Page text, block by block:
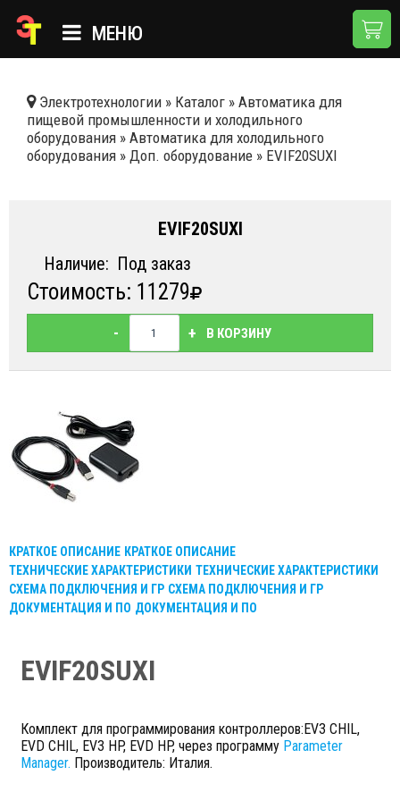
МЕНЮ
КАТАЛОГ
О КОМПАНИИ
ДОСТАВКА И ОПЛАТА
КОНТАКТЫ
Электротехнологии » Каталог » Автоматика для
пищевой промышленности и холодильного
оборудования » Автоматика для холодильного
оборудования » Доп. оборудование » EVIF20SUXI
EVIF20SUXI
Наличие: Под заказ
Стоимость: 11279
- + В КОРЗИНУ
КРАТКОЕ ОПИСАНИЕ КРАТКОЕ ОПИСАНИЕ
ТЕХНИЧЕСКИЕ ХАРАКТЕРИСТИКИ ТЕХНИЧЕСКИЕ ХАРАКТЕРИСТИКИ
СХЕМА ПОДКЛЮЧЕНИЯ И ГР СХЕМА ПОДКЛЮЧЕНИЯ И ГР
ДОКУМЕНТАЦИЯ И ПО ДОКУМЕНТАЦИЯ И ПО
EVIF20SUXI
Комплект для программирования контроллеров:EV3 CHIL,
EVD CHIL, EV3 HP, EVD HP, через программу Parameter
Manager. Производитель: Италия.